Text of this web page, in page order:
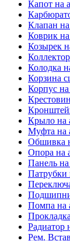
Капот на
Клапан
Коврик
Козырек
Колодка
Корзина
Корпус на
Крыло на
Муфта на
Обшивка
Опора на
Панель на
Патрубки
Помпа на
Радиатор
Рем.